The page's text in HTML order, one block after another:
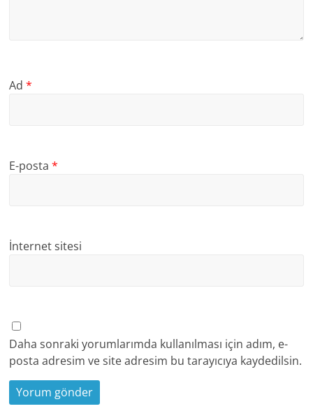
Ad*
E-posta*
İnternet sitesi
Daha sonraki yorumlarımda kullanılması için adım, e-
posta adresim ve site adresim bu tarayıcıya kaydedilsin.